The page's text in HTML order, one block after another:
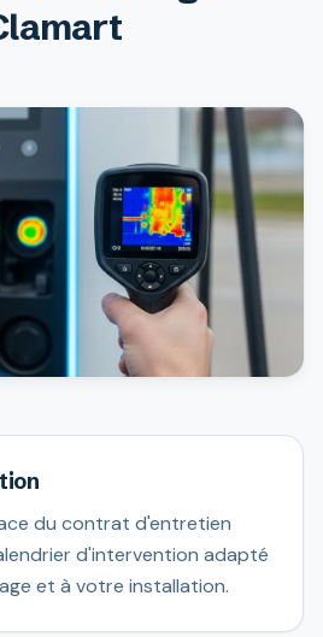
du contrat d'entretien
d'intervention adapté
et à votre installation.